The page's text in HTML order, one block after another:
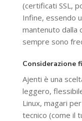
(certificati SSL,
Infine, essendo
mantenuto dalla
sempre sono
Considerazione
Ajenti è una
leggero,
Linux, magari
tecnico (come il